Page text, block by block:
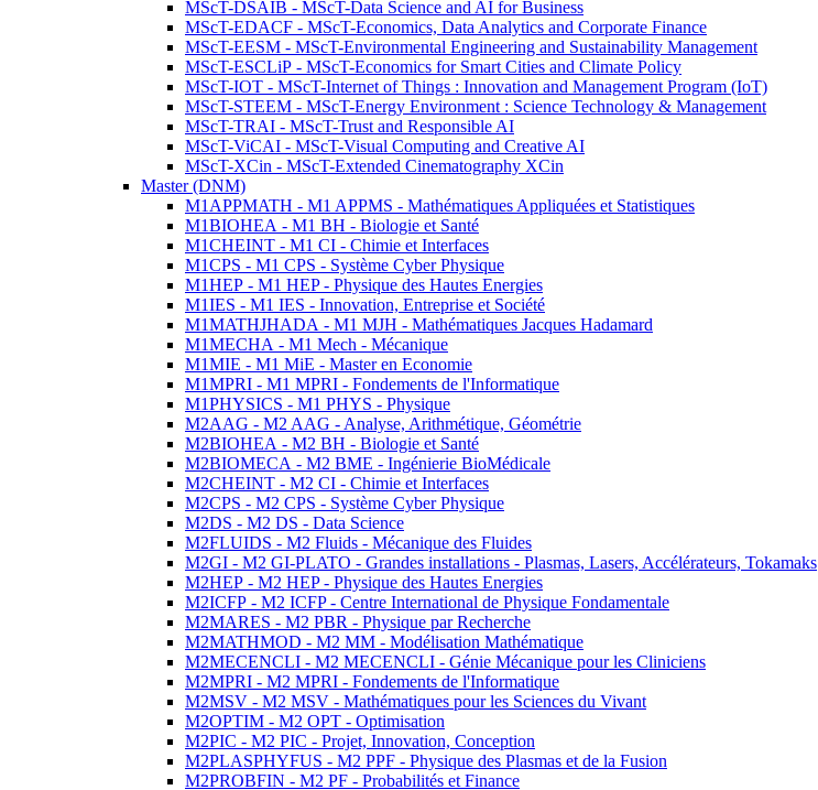
MScT-DSAIB - MScT-Data Science and AI for Business
MScT-EDACF - MScT-Economics, Data Analytics and Corporate Finance
MScT-EESM - MScT-Environmental Engineering and Sustainability Management
MScT-ESCLiP - MScT-Economics for Smart Cities and Climate Policy
MScT-IOT - MScT-Internet of Things : Innovation and Management Program (IoT)
MScT-STEEM - MScT-Energy Environment : Science Technology & Management
MScT-TRAI - MScT-Trust and Responsible AI
MScT-ViCAI - MScT-Visual Computing and Creative AI
MScT-XCin - MScT-Extended Cinematography XCin
Master (DNM)
M1APPMATH - M1 APPMS - Mathématiques Appliquées et Statistiques
M1BIOHEA - M1 BH - Biologie et Santé
M1CHEINT - M1 CI - Chimie et Interfaces
M1CPS - M1 CPS - Système Cyber Physique
M1HEP - M1 HEP - Physique des Hautes Energies
M1IES - M1 IES - Innovation, Entreprise et Société
M1MATHJHADA - M1 MJH - Mathématiques Jacques Hadamard
M1MECHA - M1 Mech - Mécanique
M1MIE - M1 MiE - Master en Economie
M1MPRI - M1 MPRI - Fondements de l'Informatique
M1PHYSICS - M1 PHYS - Physique
M2AAG - M2 AAG - Analyse, Arithmétique, Géométrie
M2BIOHEA - M2 BH - Biologie et Santé
M2BIOMECA - M2 BME - Ingénierie BioMédicale
M2CHEINT - M2 CI - Chimie et Interfaces
M2CPS - M2 CPS - Système Cyber Physique
M2DS - M2 DS - Data Science
M2FLUIDS - M2 Fluids - Mécanique des Fluides
M2GI - M2 GI-PLATO - Grandes installations - Plasmas, Lasers, Accélérateurs, Tokamaks
M2HEP - M2 HEP - Physique des Hautes Energies
M2ICFP - M2 ICFP - Centre International de Physique Fondamentale
M2MARES - M2 PBR - Physique par Recherche
M2MATHMOD - M2 MM - Modélisation Mathématique
M2MECENCLI - M2 MECENCLI - Génie Mécanique pour les Cliniciens
M2MPRI - M2 MPRI - Fondements de l'Informatique
M2MSV - M2 MSV - Mathématiques pour les Sciences du Vivant
M2OPTIM - M2 OPT - Optimisation
M2PIC - M2 PIC - Projet, Innovation, Conception
M2PLASPHYFUS - M2 PPF - Physique des Plasmas et de la Fusion
M2PROBFIN - M2 PF - Probabilités et Finance